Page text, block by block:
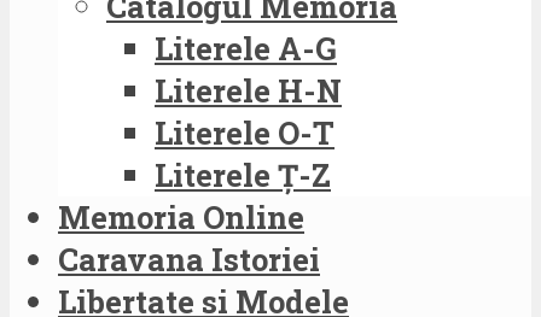
Literele A-G
Literele H-N
Literele O-T
Literele Ț-Z
Memoria Online
Caravana Istoriei
Libertate si Modele